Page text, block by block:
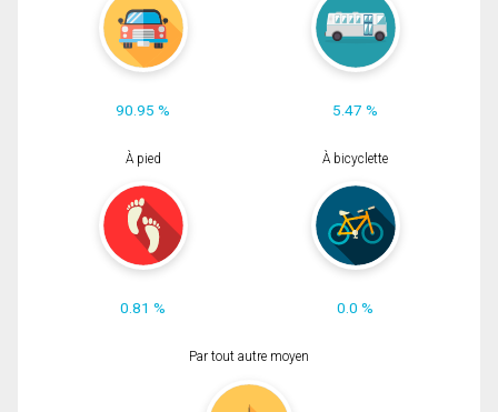
90.95 % 5.47 %
À pied
0.81 %
À bicyclette
0.0 %
Par tout autre moyen